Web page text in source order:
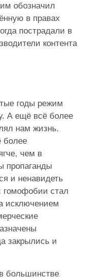
обозначил
в правах
пострадали в
контента
годы режим
А ещё всё более
нам жизнь.
более
чем в
пропаганды
и ненавидеть
гомофобии стал
исключением
закрылись и
большинстве